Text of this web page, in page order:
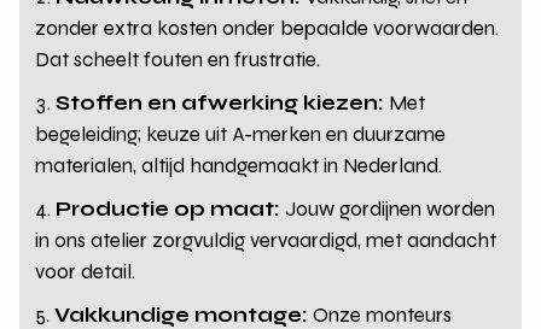
zonder extra kosten onder bepaalde voorwaarden.
Dat scheelt fouten en frustratie.
Stoffen en afwerking kiezen: Met
begeleiding; keuze uit A-merken en duurzame
materialen, altijd handgemaakt in Nederland.
Productie op maat: Jouw gordijnen worden
in ons atelier zorgvuldig vervaardigd, met aandacht
voor detail.
Vakkundige montage: Onze monteurs